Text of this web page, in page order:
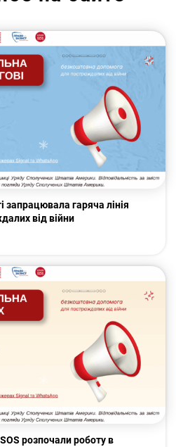
запрацювала гаряча лінія
від війни
розпочали роботу в